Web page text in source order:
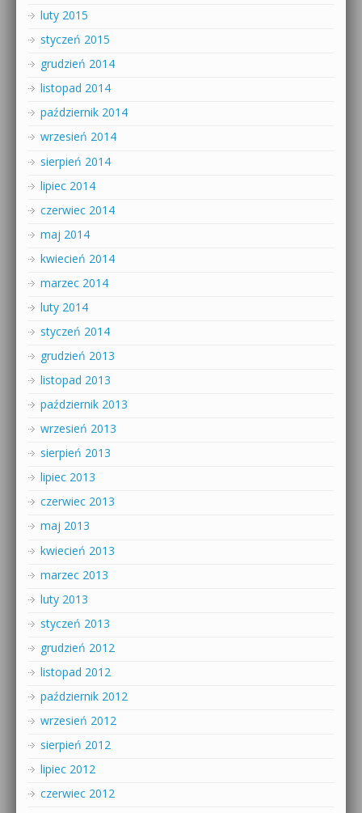
luty 2015
styczeń 2015
grudzień 2014
listopad 2014
październik 2014
wrzesień 2014
sierpień 2014
lipiec 2014
czerwiec 2014
maj 2014
kwiecień 2014
marzec 2014
luty 2014
styczeń 2014
grudzień 2013
listopad 2013
październik 2013
wrzesień 2013
sierpień 2013
lipiec 2013
czerwiec 2013
maj 2013
kwiecień 2013
marzec 2013
luty 2013
styczeń 2013
grudzień 2012
listopad 2012
październik 2012
wrzesień 2012
sierpień 2012
lipiec 2012
czerwiec 2012